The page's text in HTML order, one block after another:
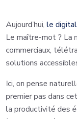
Aujourd’hui, le
Le maître-mot ? La
commerciaux,
solutions
Ici, on pense
premier pas dans
la productivité des